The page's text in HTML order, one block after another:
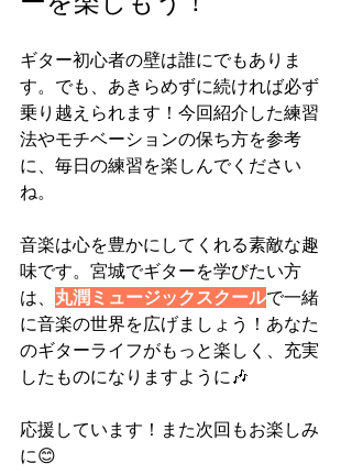
ギター初心者の壁は誰にでもありま
す。でも、あきらめずに続ければ必ず
乗り越えられます！今回紹介した練習
法やモチベーションの保ち方を参考
に、毎日の練習を楽しんでください
ね。
音楽は心を豊かにしてくれる素敵な趣
味です。宮城でギターを学びたい方
は、 丸潤ミュージックスクールで一緒
に音楽の世界を広げましょう！あなた
のギターライフがもっと楽しく、充実
したものになりますように🎶
応援しています！また次回もお楽しみ
に😊